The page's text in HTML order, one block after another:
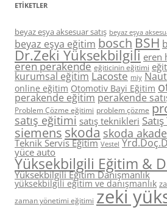
ETIKETLER
beyaz eşya aksesuar satış beyaz eşya
beyaz eşya eğitim boschBSH
Dr.Zeki Yüksekbilgili eren
eren perakende eğiticinin eğitimi
kurumsal eğitim Lacoste miy
online eğitim Otomotiv Bayi Eğitim
perakende eğitim perakende
Problem Çözme eğitimi problem çözme
satış eğitimi satış teknikleri
siemens skoda skoda
Teknik Servis Eğitim Vestel
yüce auto
Yüksekbilgili Eğitim &
Yüksekbilgili Eğitim Danışmanlık
yüksekbilgili eğitim ve danışmanlık
zaman yönetimi eğitimi zeki